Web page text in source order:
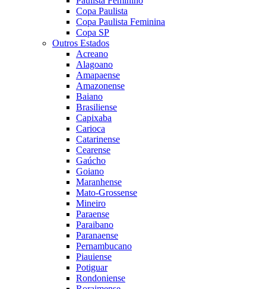
Copa Paulista
Copa Paulista Feminina
Copa SP
Outros Estados
Acreano
Alagoano
Amapaense
Amazonense
Baiano
Brasiliense
Capixaba
Carioca
Catarinense
Cearense
Gaúcho
Goiano
Maranhense
Mato-Grossense
Mineiro
Paraense
Paraibano
Paranaense
Pernambucano
Piauiense
Potiguar
Rondoniense